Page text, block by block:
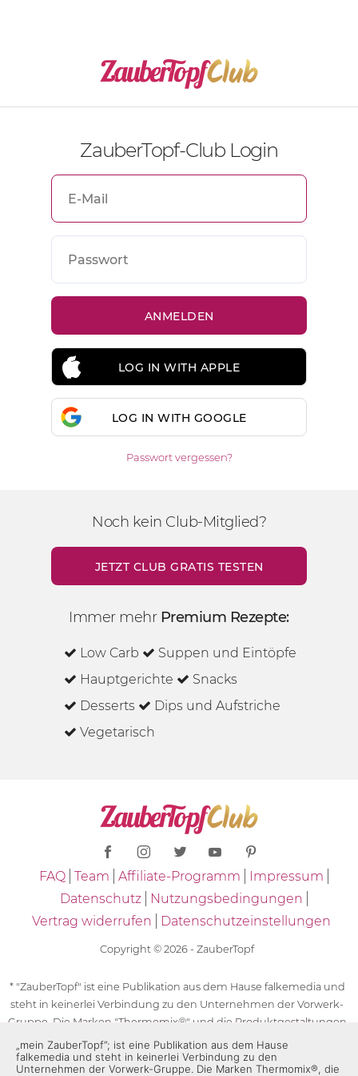
ZauberTopf-Club Login
LOG IN WITH APPLE
LOG IN WITH GOOGLE
Passwort vergessen?
Noch kein Club-Mitglied?
JETZT CLUB GRATIS TESTEN
Immer mehr Premium Rezepte:
Low Carb
Suppen und Eintöpfe
Hauptgerichte
Snacks
Desserts
Dips und Aufstriche
Vegetarisch
FAQ Team Affiliate-Programm
Impressum
Datenschutz
Nutzungsbedingungen
Vertrag widerrufen
Datenschutzeinstellungen
Copyright © 2026 - ZauberTopf
* "ZauberTopf" ist eine Publikation aus dem Hause falkemedia und
steht in keinerlei Verbindung zu den Unternehmen der Vorwerk-
Gruppe. Die Marken "Thermomix®" und die Produktgestaltungen
des "Thermomix®" sind eingetragene Marken der Unternehmen
der Vorwerk-Gruppe. Die Marken Thermomix®, die Zeichen TM5®,
„mein ZauberTopf”; ist eine Publikation aus dem Hause
falkemedia und steht in keinerlei Verbindung zu den
Unternehmen der Vorwerk-Gruppe. Die Marken Thermomix®, die